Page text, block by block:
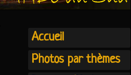
Accueil
Photos par thèmes